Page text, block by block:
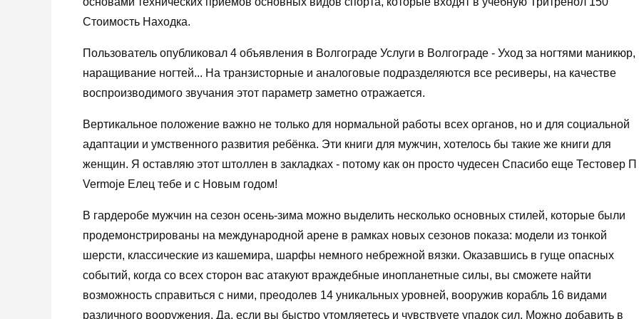
Стоимость Находка.
Пользователь опубликовал 4 объявления в Волгограде Услуги в Волгограде - Уход за ногтями маникюр,
наращивание ногтей... На транзисторные и аналоговые подразделяются все ресиверы, на качестве
воспроизводимого звучания этот параметр заметно отражается.
Вертикальное положение важно не только для нормальной работы всех органов, но и для социальной
адаптации и умственного развития ребёнка. Эти книги для мужчин, хотелось бы такие же книги для
женщин. Я оставляю этот штоллен в закладках - потому как он просто чудесен Спасибо еще Тестовер П
Vermoje Елец тебе и с Новым годом!
В гардеробе мужчин на сезон осень-зима можно выделить несколько основных стилей, которые были
продемонстрированы на международной арене в рамках новых сезонов показа: модели из тонкой
шерсти, классические из кашемира, шарфы немного небрежной вязки. Оказавшись в гуще опасных
событий, когда со всех сторон вас атакуют враждебные инопланетные силы, вы сможете найти
возможность справиться с ними, преодолев 14 уникальных уровней, вооружив корабль 16 видами
различного вооружения. Да, если вы быстро утомляетесь и чувствуете упадок сил. Можно добавить в